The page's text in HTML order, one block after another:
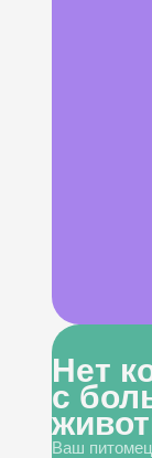
Нет
с
Ваш питомец